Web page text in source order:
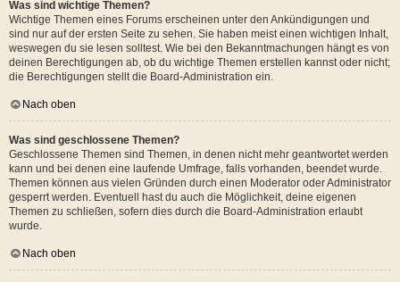
Was sind wichtige Themen?
Wichtige Themen eines Forums erscheinen unter den Ankündigungen und
sind nur auf der ersten Seite zu sehen. Sie haben meist einen wichtigen Inhalt,
weswegen du sie lesen solltest. Wie bei den Bekanntmachungen hängt es von
deinen Berechtigungen ab, ob du wichtige Themen erstellen kannst oder nicht;
die Berechtigungen stellt die Board-Administration ein.
Nach oben
Was sind geschlossene Themen?
Geschlossene Themen sind Themen, in denen nicht mehr geantwortet werden
kann und bei denen eine laufende Umfrage, falls vorhanden, beendet wurde.
Themen können aus vielen Gründen durch einen Moderator oder Administrator
gesperrt werden. Eventuell hast du auch die Möglichkeit, deine eigenen
Themen zu schließen, sofern dies durch die Board-Administration erlaubt
wurde.
Nach oben